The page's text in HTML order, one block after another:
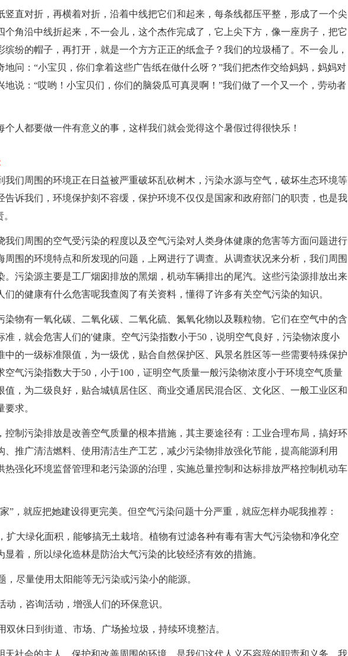
对折，再横着对折，沿着中线把它们和起来，每条线都压平整，形成了一个尖
个角沿中线折起来，不一会儿，这个杰作完成了，它上尖下方，像一座房子，把它
缤纷的帽子，再打开，就是一个方方正正的纸盒子？我们的垃圾桶了。不一会儿，
地问：“小宝贝，你们拿着这些广告纸在做什么呀？”我们把杰作交给妈妈，妈妈对
地说：“哎哟！小宝贝们，你们的脑袋瓜可真灵啊！”我们做了一个又一个，劳动者
都要做一件有意义的事，这样我们就会觉得这个暑假过得很快乐！
们周围的环境正在日益被严重破坏乱砍树木，污染水源与空气，破坏生态环境等
告诉我们，环境保护刻不容缓，保护环境不仅仅是国家和政府部门的职责，也是我
们周围的空气受污染的程度以及空气污染对人类身体健康的危害等方面问题进行
周围的环境特点和所发现的问题，上网进行了调查。从调查状况来分析，我们周围
。污染源主要是工厂烟囱排放的黑烟，机动车辆排出的尾汽。这些污染源排放出来
们的健康有什么危害呢我查阅了有关资料，懂得了许多有关空气污染的知识。
有一氧化碳、二氧化碳、二氧化硫、氮氧化物以及颗粒物。它们在空气中的含
准，就会危害人们的'健康。空气污染指数小于50，说明空气良好，污染物浓度小
中的一级标准限值，为一级优，贴合自然保护区、风景名胜区等一些需要特殊保护
空气污染指数大于50，小于100，证明空气质量一般污染物浓度小于环境空气质量
值，为二级良好，贴合城镇居住区、商业交通居民混合区、文化区、一般工业区和
求。
制污染排放是改善空气质量的根本措施，其主要途径有：工业合理布局，搞好环
、推广清洁燃料、使用清洁生产工艺，减少污染物排放强化节能，提高能源利用
热强化环境监督管理和老污染源的治理，实施总量控制和达标排放严格控制机动车
，就应把她建设得更完美。但空气污染问题十分严重，就应怎样办呢我推荐：
大绿化面积，能够搞无土栽培。植物有过滤各种有毒有害大气污染物和净化空
显着，所以绿化造林是防治大气污染的比较经济有效的措施。
尽量使用太阳能等无污染或污染小的能源。
，咨询活动，增强人们的环保意识。
休日到街道、市场、广场捡垃圾，持续环境整洁。
社会的主人，保护和改善周围的环境，是我们这代人义不容辞的职责和义务。我